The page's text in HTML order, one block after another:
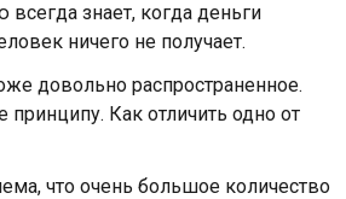
всегда знает, когда деньги
ничего не получает.
довольно распространенное.
Как отличить одно от
что очень большое количество